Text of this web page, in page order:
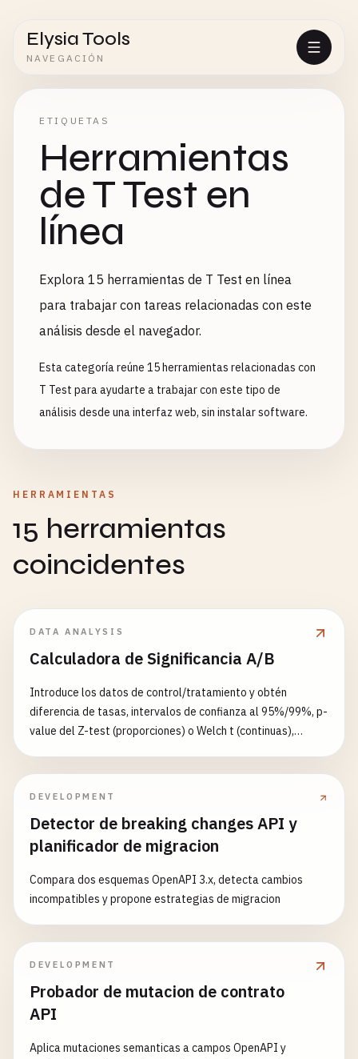
Elysia Tools
NAVEGACIÓN
ETIQUETAS
Herramientas
de T Test en
línea
Explora 15 herramientas de T Test en línea
para trabajar con tareas relacionadas con este
análisis desde el navegador.
Esta categoría reúne 15 herramientas relacionadas con
T Test para ayudarte a trabajar con este tipo de
análisis desde una interfaz web, sin instalar software.
HERRAMIENTAS
15 herramientas
coincidentes
DATA ANALYSIS
Calculadora de Significancia A/B
Introduce los datos de control/tratamiento y obtén
diferencia de tasas, intervalos de confianza al 95%/99%, p-
value del Z-test (proporciones) o Welch t (continuas),
DEVELOPMENT
Detector de breaking changes API y
planificador de migracion
Compara dos esquemas OpenAPI 3.x, detecta cambios
incompatibles y propone estrategias de migracion
DEVELOPMENT
Probador de mutacion de contrato
API
Aplica mutaciones semanticas a campos OpenAPI y